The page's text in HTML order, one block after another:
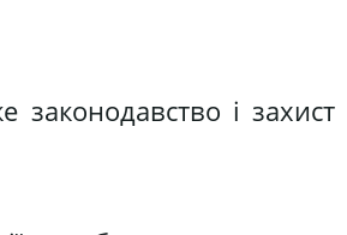
законодавство і захист